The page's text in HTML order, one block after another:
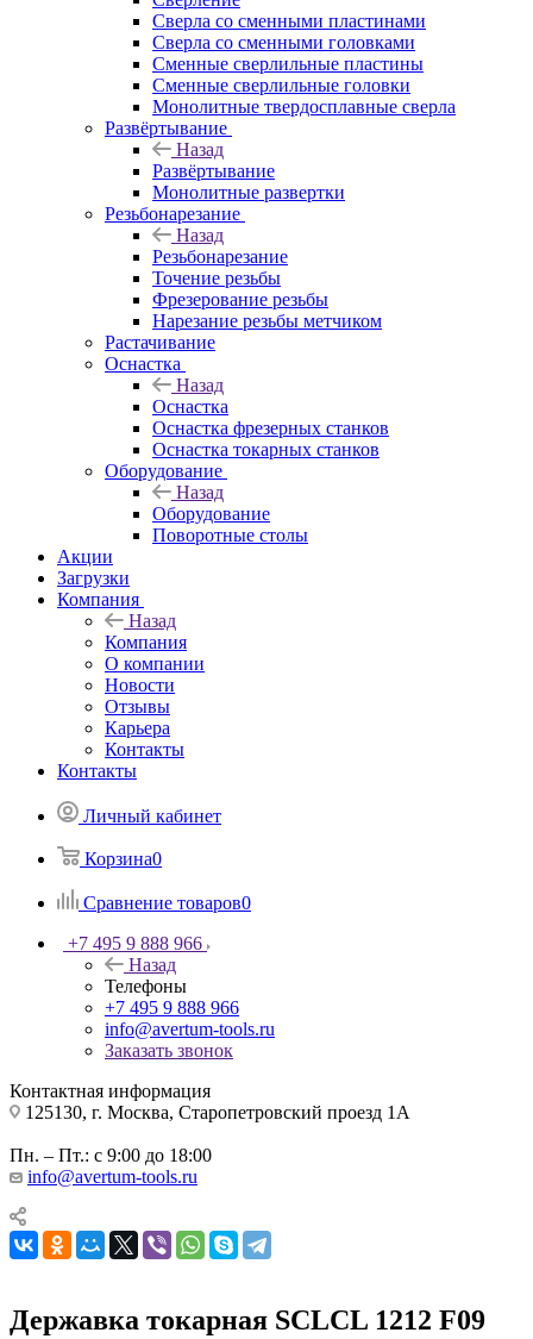
Сверла со сменными пластинами
Сверла со сменными головками
Сменные сверлильные пластины
Сменные сверлильные головки
Монолитные твердосплавные сверла
Развёртывание
Назад
Развёртывание
Монолитные развертки
Резьбонарезание
Назад
Резьбонарезание
Точение резьбы
Фрезерование резьбы
Нарезание резьбы метчиком
Растачивание
Оснастка
Назад
Оснастка
Оснастка фрезерных станков
Оснастка токарных станков
Оборудование
Назад
Оборудование
Поворотные столы
Акции
Загрузки
Компания
Назад
Компания
О компании
Новости
Отзывы
Карьера
Контакты
Контакты
Личный кабинет
Корзина0
Сравнение товаров0
+7 495 9 888 966
Назад
Телефоны
+7 495 9 888 966
info@avertum-tools.ru
Заказать звонок
Контактная информация
125130, г. Москва, Старопетровский проезд 1А
Пн. – Пт.: с 9:00 до 18:00
info@avertum-tools.ru
Державка токарная SCLCL 1212 F09